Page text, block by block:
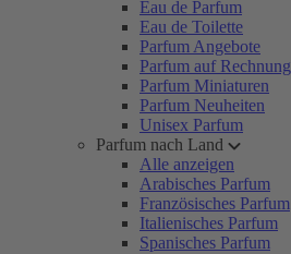
Eau de Parfum
Eau de Toilette
Parfum Angebote
Parfum auf Rechnung
Parfum Miniaturen
Parfum Neuheiten
Unisex Parfum
Parfum nach Land
Alle anzeigen
Arabisches Parfum
Französisches Parfum
Italienisches Parfum
Spanisches Parfum